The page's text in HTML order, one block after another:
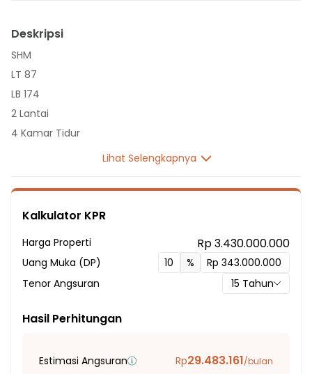
Deskripsi
SHM
LT 87
LB 174
2 Lantai
4 Kamar Tidur
Sumber Air Tanah
Hadap Utara
2 Menit ke Sekolah Dasar Negeri Ragunan 09 Pagi
2 Menit ke SD Negeri Ragunan 8 Pagi
3 Menit ke SMP Negeri 41 Jakarta
9 Menit ke Sekolah Dasar Negeri Ragunan 12
10 Menit ke SDN Ragunan 14 Pagi
Lihat Selengkapnya
Kalkulator KPR
Harga Properti Rp 3.430.000.000
Uang Muka (DP)
%
Tenor Angsuran
15 Tahun
Hasil Perhitungan
Estimasi Angsuran Rp29.483.161/bulan